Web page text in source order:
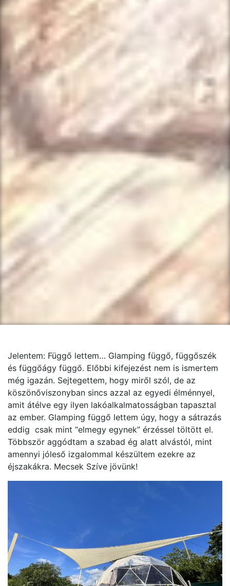
Jelentem: Függő lettem… Glamping függő, függőszék
és függőágy függő. Előbbi kifejezést nem is ismertem
még igazán. Sejtegettem, hogy miről szól, de az
köszönőviszonyban sincs azzal az egyedi élménnyel,
amit átélve egy ilyen lakóalkalmatosságban tapasztal
az ember. Glamping függő lettem úgy, hogy a sátrazás
eddig csak mint “elmegy egynek” érzéssel töltött el.
Többször aggódtam a szabad ég alatt alvástól, mint
amennyi jóleső izgalommal készültem ezekre az
éjszakákra. Mecsek Szíve jövünk!